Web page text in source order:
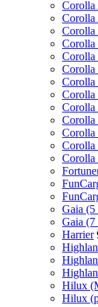
Corolla
Corolla
Corolla
Corolla
Corolla
Corolla
Corolla
Corolla
Corolla
Corolla
Gaia (5
Gaia (7
Harrier
Hilux
Hilux